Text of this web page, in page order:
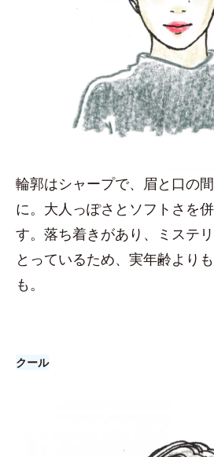
輪郭はシャープで、眉と口の
に。大人っぽさとソフトさを
す。落ち着きがあり、ミステ
とっているため、実年齢より
も。
クール